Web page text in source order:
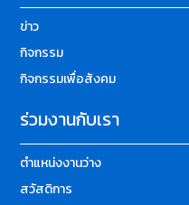
ข่าว
กิจกรรม
กิจกรรมเพื่อสังคม
ร่วมงานกับเรา
ตำแหน่งงานว่าง
สวัสดิการ